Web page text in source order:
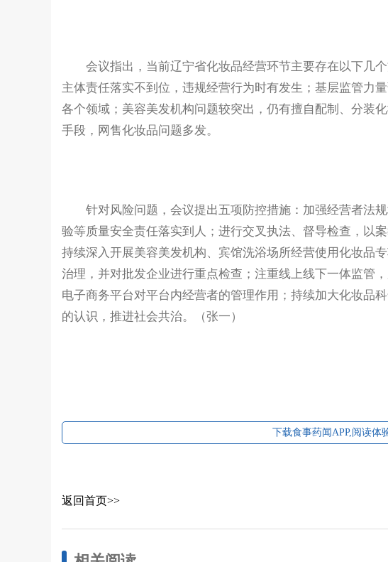
会议指出，当前辽宁省化妆品经营环节主要存在以下几个
主体责任落实不到位，违规经营行为时有发生；基层监管力
各个领域；美容美发机构问题较突出，仍有擅自配制、分装
手段，网售化妆品问题多发。
针对风险问题，会议提出五项防控措施：加强经营者法规
验等质量安全责任落实到人；进行交叉执法、督导检查，以
持续深入开展美容美发机构、宾馆洗浴场所经营使用化妆品
治理，并对批发企业进行重点检查；注重线上线下一体监管
电子商务平台对平台内经营者的管理作用；持续加大化妆品
的认识，推进社会共治。（张一）
下载食事药闻APP,阅读体
返回首页>>